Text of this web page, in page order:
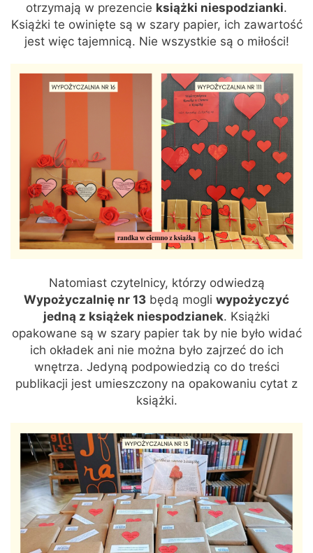
otrzymają w prezencie książki niespodzianki.
Książki te owinięte są w szary papier, ich zawartość
jest więc tajemnicą. Nie wszystkie są o miłości!
Natomiast czytelnicy, którzy odwiedzą
Wypożyczalnię nr 13 będą mogli wypożyczyć
jedną z książek niespodzianek. Książki
opakowane są w szary papier tak by nie było widać
ich okładek ani nie można było zajrzeć do ich
wnętrza. Jedyną podpowiedzią co do treści
publikacji jest umieszczony na opakowaniu cytat z
książki.